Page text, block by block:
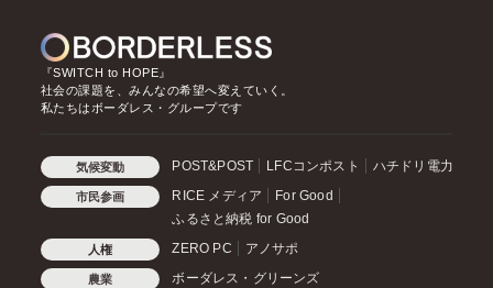
『SWITCH to HOPE』
社会の課題を、みんなの希望へ変えていく。
私たちはボーダレス・グループです
気候変動 POST&POST LFCコンポスト ハチドリ電力
市民参画 RICE メディア
For Good
ふるさと納税 for Good
人権 ZERO PC アノサポ
農業 ボーダレス・グリーンズ